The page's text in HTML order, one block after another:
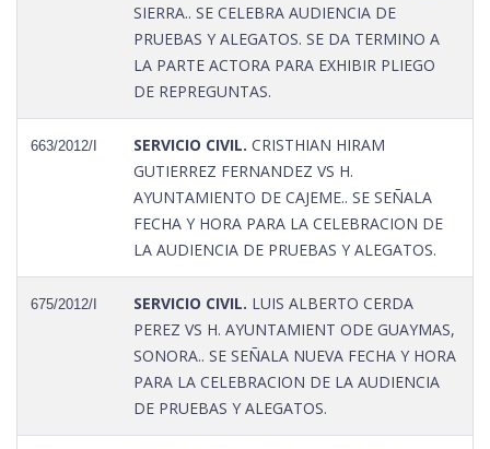
SIERRA.. SE CELEBRA AUDIENCIA DE
PRUEBAS Y ALEGATOS. SE DA TERMINO A
LA PARTE ACTORA PARA EXHIBIR PLIEGO
DE REPREGUNTAS.
663/2012/I SERVICIO CIVIL. CRISTHIAN HIRAM
GUTIERREZ FERNANDEZ VS H.
AYUNTAMIENTO DE CAJEME.. SE SEÑALA
FECHA Y HORA PARA LA CELEBRACION DE
LA AUDIENCIA DE PRUEBAS Y ALEGATOS.
675/2012/I SERVICIO CIVIL. LUIS ALBERTO CERDA
PEREZ VS H. AYUNTAMIENT ODE GUAYMAS,
SONORA.. SE SEÑALA NUEVA FECHA Y HORA
PARA LA CELEBRACION DE LA AUDIENCIA
DE PRUEBAS Y ALEGATOS.